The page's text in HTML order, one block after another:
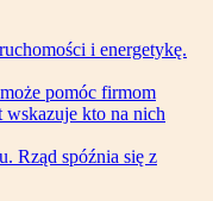
i energetykę.
pomóc firmom
kto na nich
Rząd spóźnia się z